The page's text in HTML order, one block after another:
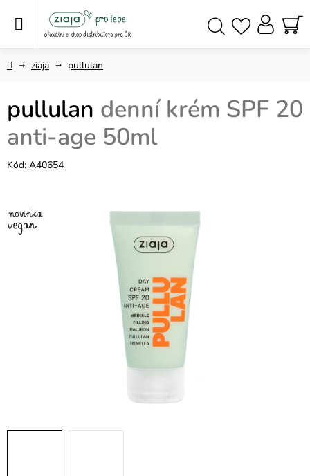
Domůziaja pullulan
pullulan denní krém SPF 20
anti-age 50ml
Kód: A40654